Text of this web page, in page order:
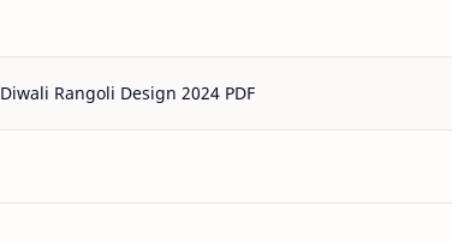
Diwali Rangoli Design 2024 PDF